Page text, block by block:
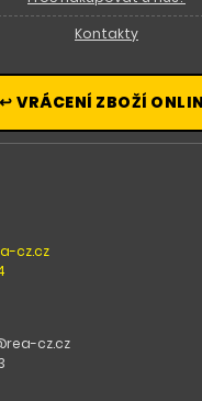
Kontakty
↩ VRÁCENÍ ZBOŽÍ
cz.cz
cz.cz